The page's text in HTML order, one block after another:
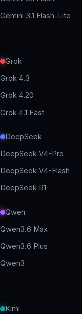
Gemini 3.1 Flash-Lite
Grok
Grok 4.3
Grok 4.20
Grok 4.1 Fast
DeepSeek
DeepSeek V4-Pro
DeepSeek V4-Flash
DeepSeek R1
Qwen
Qwen3.6 Max
Qwen3.6 Plus
Qwen3
Kimi